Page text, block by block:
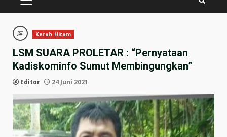
PRIMARY
Kerah Hitam
LSM SUARA PROLETAR : “Pernyataan
Kadiskominfo Sumut Membingungkan”
Editor 24 Juni 2021